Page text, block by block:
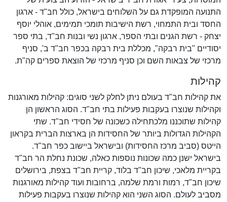
התנועה המופקדת גם על השלוחים בישראל, כולל חב"ד - ארגון
החסד ובית התמחוי, רשת הישיבות תומכי תמימים, אוהלי יוסף
יצחק - רשת הגנים ובתי הספר, ארגון נשי ובנות חב"ד, בתי ספר
יסודיים "בית רבקה", מכללת בית רבקה בכפר חב"ד ב', סניף
מרכזי של צבאות השם וכן סניף מרכזי של הוצאת ספרים קה"ת.
קהילות
את קהילות חב"ד בעולם ניתן לחלק לשני סוגים: קהילות מאורגנות
וקהילות שנוצרו בעקבות פעילות בתי חב"ד. הסוג הראשון הן
קהילות שתוכננו מלכתחילה כשכונה של חסידי חב"ד. שתי
הקהילות הגדולות ביותר של החסידות הן בארצות הברית בקראון
הייטס (סביב מרכז החסידות) ובישראל ביישוב כפר חב"ד.
בישראל ישנן כמה שכונות נוספות כאלה, שכונת נחלת הר חב"ד
בקריית מלאכי, שיכון חב"ד בלוד, קריית חב"ד בצפת, בירושלים
שיכון חב"ד, רמות ורמת שלמה, ברחובות ועוד קהילות מאורגנות
מסביב לעולם. הסוג השני הוא קהילות שנוצרו בעקבות פעילות